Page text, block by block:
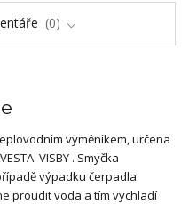
0
výměníkem, určena
VISBY . Smyčka
výpadku čerpadla
proudit voda a tím vychladí